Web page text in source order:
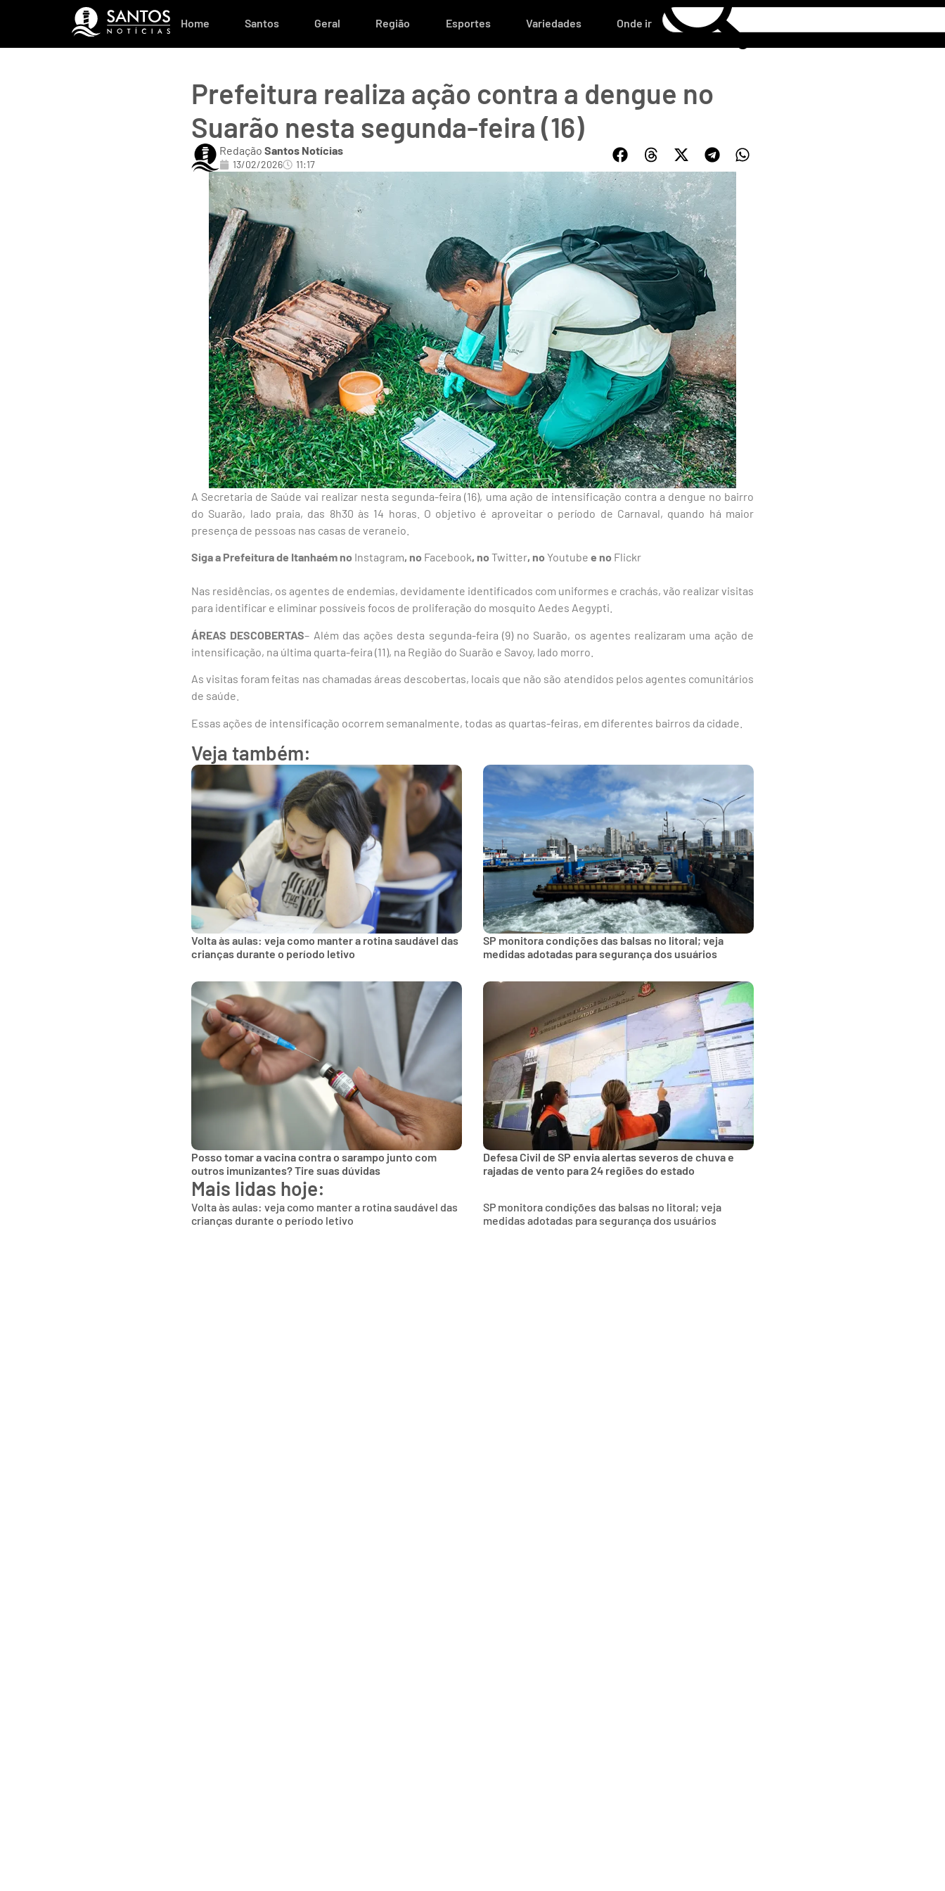
Home Santos Geral Região Esportes Variedades Onde ir
Prefeitura realiza ação contra a dengue no
Suarão nesta segunda-feira (16)
Redação Santos Notícias
13/02/2026 11:17
A Secretaria de Saúde vai realizar nesta segunda-feira (16), uma ação de intensificação contra a dengue no bairro
do Suarão, lado praia, das 8h30 às 14 horas. O objetivo é aproveitar o período de Carnaval, quando há maior
presença de pessoas nas casas de veraneio.
Siga a Prefeitura de Itanhaém no Instagram, no Facebook, noTwitter, noYoutube e no Flickr
Nas residências, os agentes de endemias, devidamente identificados com uniformes e crachás, vão realizar visitas
para identificar e eliminar possíveis focos de proliferação do mosquito Aedes Aegypti.
ÁREAS DESCOBERTAS– Além das ações desta segunda-feira (9) no Suarão, os agentes realizaram uma ação de
intensificação, na última quarta-feira (11), na Região do Suarão e Savoy, lado morro.
As visitas foram feitas nas chamadas áreas descobertas, locais que não são atendidos pelos agentes comunitários
de saúde.
Essas ações de intensificação ocorrem semanalmente, todas as quartas-feiras, em diferentes bairros da cidade.
Veja também:
Volta às aulas: veja como manter a rotina saudável das
crianças durante o período letivo
SP monitora condições das balsas no litoral; veja
medidas adotadas para segurança dos usuários
Posso tomar a vacina contra o sarampo junto com
outros imunizantes? Tire suas dúvidas
Defesa Civil de SP envia alertas severos de chuva e
rajadas de vento para 24 regiões do estado
Mais lidas hoje:
Volta às aulas: veja como manter a rotina saudável das
crianças durante o período letivo
SP monitora condições das balsas no litoral; veja
medidas adotadas para segurança dos usuários